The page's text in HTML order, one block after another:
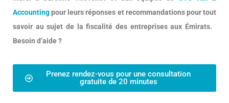
Accountingpour leurs réponses et recommandations pour tout
savoir au sujet de la fiscalité des entreprises aux Émirats.
Besoin d’aide ?
Prenez rendez-vous pour une consultation
gratuite de 20 minutes